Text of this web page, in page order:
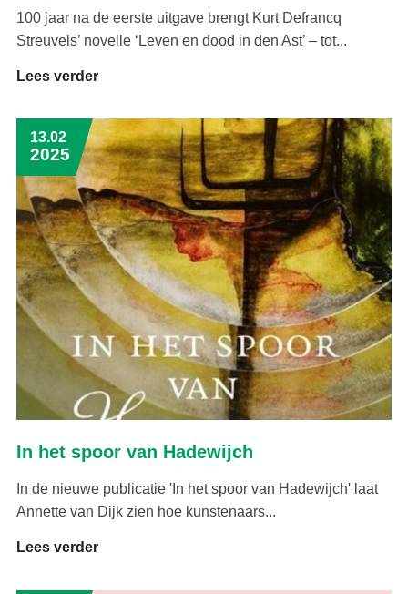
100 jaar na de eerste uitgave brengt Kurt Defrancq
Streuvels’ novelle ‘Leven en dood in den Ast’ – tot...
Lees verder
13.02
2025
In het spoor van Hadewijch
In de nieuwe publicatie 'In het spoor van Hadewijch' laat
Annette van Dijk zien hoe kunstenaars...
Lees verder